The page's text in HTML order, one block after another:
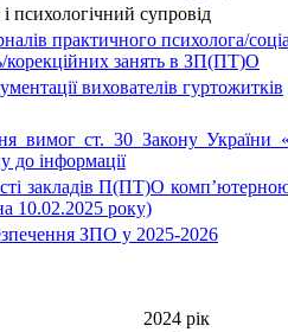
супровід
практичного психолога/
корекційних занять в ЗП(ПТ)О
вихователів гуртожитків
вимог ст. 30 Закону України
до інформації
закладів П(ПТ)О
10.02.2025 року)
ЗПО у 2025-2026
2024 рік